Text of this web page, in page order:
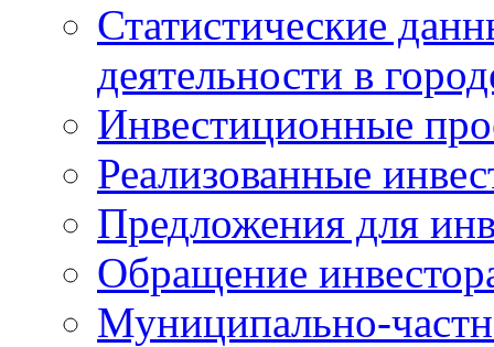
Статистические
деятельности в
Инвестиционные
Реализованные
Предложения для
Обращение
Муниципально-